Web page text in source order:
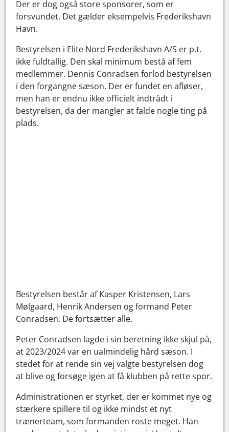
Der er dog også store sponsorer, som er
forsvundet. Det gælder eksempelvis Frederikshavn
Havn.
Bestyrelsen i Elite Nord Frederikshavn A/S er p.t.
ikke fuldtallig. Den skal minimum bestå af fem
medlemmer. Dennis Conradsen forlod bestyrelsen
i den forgangne sæson. Der er fundet en afløser,
men han er endnu ikke officielt indtrådt i
bestyrelsen, da der mangler at falde nogle ting på
plads.
Bestyrelsen består af Kasper Kristensen, Lars
Mølgaard, Henrik Andersen og formand Peter
Conradsen. De fortsætter alle.
Peter Conradsen lagde i sin beretning ikke skjul på,
at 2023/2024 var en ualmindelig hård sæson. I
stedet for at rende sin vej valgte bestyrelsen dog
at blive og forsøge igen at få klubben på rette spor.
Administrationen er styrket, der er kommet nye og
stærkere spillere til og ikke mindst et nyt
trænerteam, som formanden roste meget. Han